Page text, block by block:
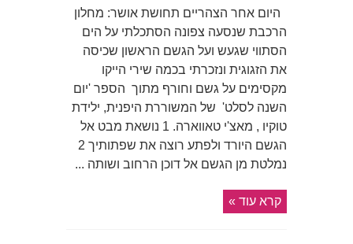
היום אחר הצהריים תחושת אושר: מחלון
הרכבת שנסעה צפונה הסתכלתי על הים
הסתווי שגעש ועל הגשם הראשון שכיסה
את הזגוגית ונזכרתי בכמה שירי הייקו
מקסימים על גשם וחורף מתוך הספר 'יום
השנה לסלט' של המשוררת היפנית, ילידת
טוקיו , מאצ'י טאווארה. 1 נושאת מבט אל
הגשם היורד ולפתע רוצה את שפתותיך 2
נמלטת מן הגשם אל דוכן הרחוב ושותה ...
קרא עוד »